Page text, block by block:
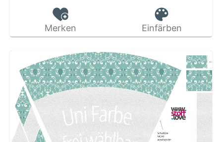
Merken Einfärben